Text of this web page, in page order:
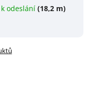
odeslání (18,2 m)